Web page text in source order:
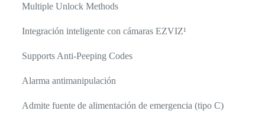
Multiple Unlock Methods
Integración inteligente con cámaras EZVIZ¹
Supports Anti-Peeping Codes
Alarma antimanipulación
Admite fuente de alimentación de emergencia (tipo C)